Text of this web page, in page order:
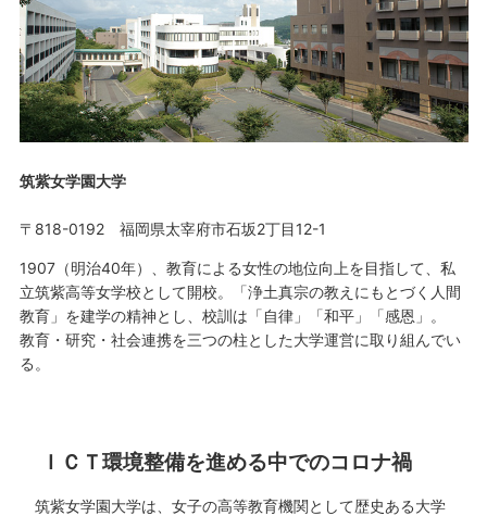
筑紫女学園大学
〒818-0192 福岡県太宰府市石坂2丁目12-1
1907（明治40年）、教育による女性の地位向上を目指して、私
立筑紫高等女学校として開校。「浄土真宗の教えにもとづく人間
教育」を建学の精神とし、校訓は「自律」「和平」「感恩」。
教育・研究・社会連携を三つの柱とした大学運営に取り組んでい
る。
ＩＣＴ環境整備を進める中でのコロナ禍
筑紫女学園大学は、女子の高等教育機関として歴史ある大学